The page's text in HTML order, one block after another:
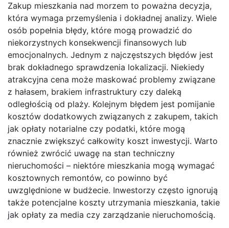
Zakup mieszkania nad morzem to poważna decyzja,
która wymaga przemyślenia i dokładnej analizy. Wiele
osób popełnia błędy, które mogą prowadzić do
niekorzystnych konsekwencji finansowych lub
emocjonalnych. Jednym z najczęstszych błędów jest
brak dokładnego sprawdzenia lokalizacji. Niekiedy
atrakcyjna cena może maskować problemy związane
z hałasem, brakiem infrastruktury czy daleką
odległością od plaży. Kolejnym błędem jest pomijanie
kosztów dodatkowych związanych z zakupem, takich
jak opłaty notarialne czy podatki, które mogą
znacznie zwiększyć całkowity koszt inwestycji. Warto
również zwrócić uwagę na stan techniczny
nieruchomości – niektóre mieszkania mogą wymagać
kosztownych remontów, co powinno być
uwzględnione w budżecie. Inwestorzy często ignorują
także potencjalne koszty utrzymania mieszkania, takie
jak opłaty za media czy zarządzanie nieruchomością.